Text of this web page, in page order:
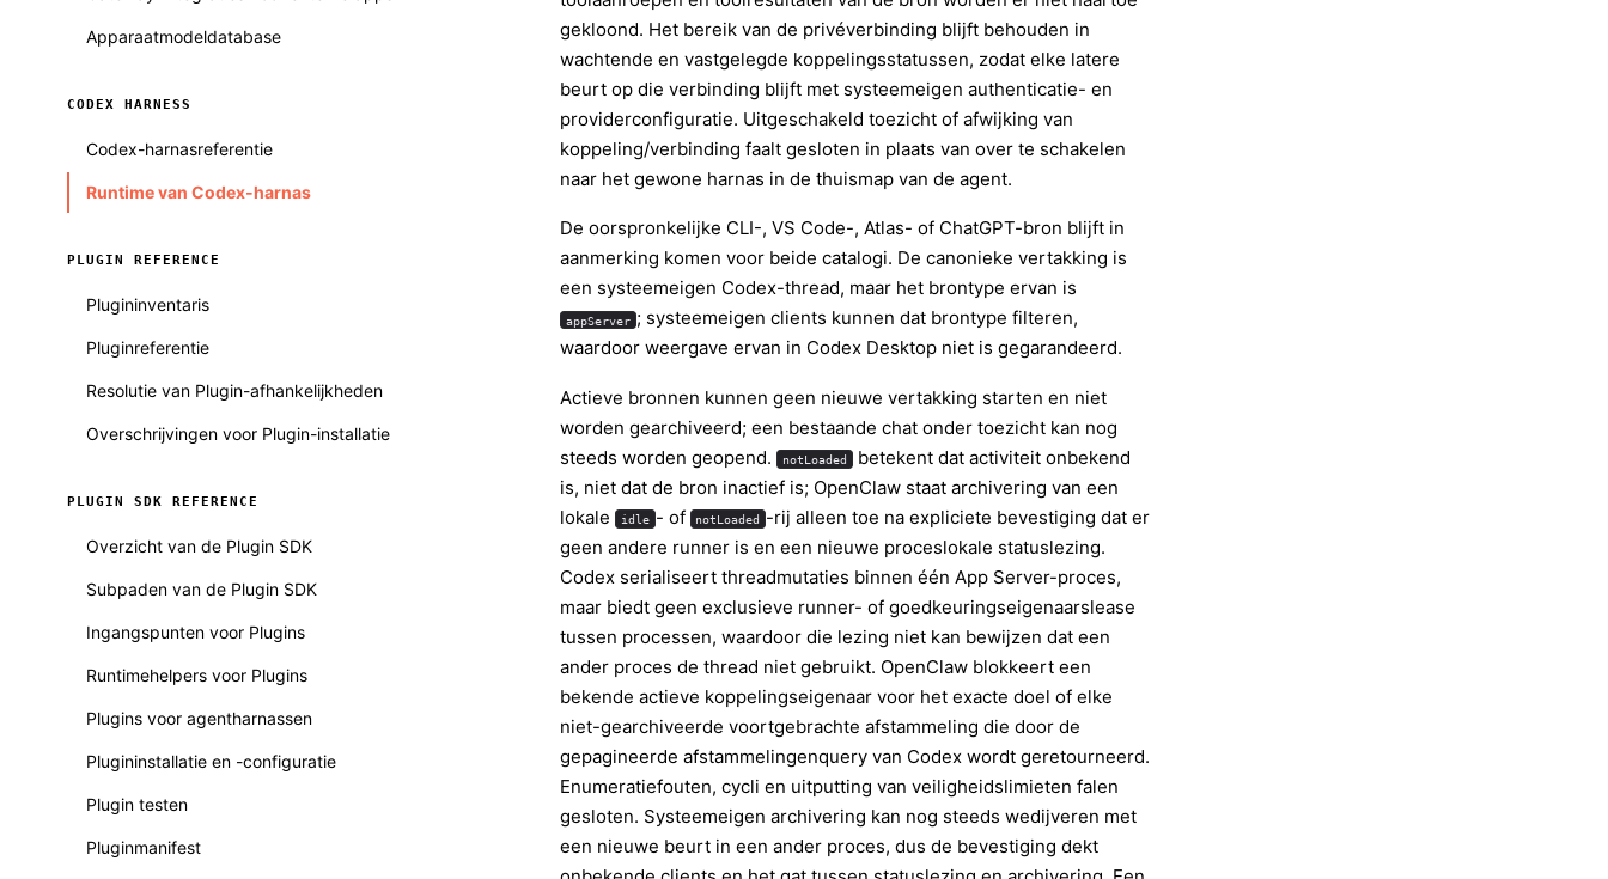
Apparaatmodeldatabase
CODEX HARNESS
Codex-harnasreferentie
Runtime van Codex-harnas
PLUGIN REFERENCE
Plugininventaris
Pluginreferentie
Resolutie van Plugin-afhankelijkheden
Overschrijvingen voor Plugin-installatie
PLUGIN SDK REFERENCE
Overzicht van de Plugin SDK
Subpaden van de Plugin SDK
Ingangspunten voor Plugins
Runtimehelpers voor Plugins
Plugins voor agentharnassen
Plugininstallatie en -configuratie
Plugin testen
Pluginmanifest
gekloond. Het bereik van de privéverbinding blijft behouden in
wachtende en vastgelegde koppelingsstatussen, zodat elke latere
beurt op die verbinding blijft met systeemeigen authenticatie- en
providerconfiguratie. Uitgeschakeld toezicht of afwijking van
koppeling/verbinding faalt gesloten in plaats van over te schakelen
naar het gewone harnas in de thuismap van de agent.
De oorspronkelijke CLI-, VS Code-, Atlas- of ChatGPT-bron blijft in
aanmerking komen voor beide catalogi. De canonieke vertakking is
een systeemeigen Codex-thread, maar het brontype ervan is
appServer ; systeemeigen clients kunnen dat brontype filteren,
waardoor weergave ervan in Codex Desktop niet is gegarandeerd.
Actieve bronnen kunnen geen nieuwe vertakking starten en niet
worden gearchiveerd; een bestaande chat onder toezicht kan nog
steeds worden geopend.
notLoaded betekent dat activiteit onbekend
is, niet dat de bron inactief is; OpenClaw staat archivering van een
lokale
idle - of notLoaded -rij alleen toe na expliciete bevestiging dat er
geen andere runner is en een nieuwe proceslokale statuslezing.
Codex serialiseert threadmutaties binnen één App Server-proces,
maar biedt geen exclusieve runner- of goedkeuringseigenaarslease
tussen processen, waardoor die lezing niet kan bewijzen dat een
ander proces de thread niet gebruikt. OpenClaw blokkeert een
bekende actieve koppelingseigenaar voor het exacte doel of elke
niet-gearchiveerde voortgebrachte afstammeling die door de
gepagineerde afstammelingenquery van Codex wordt geretourneerd.
Enumeratiefouten, cycli en uitputting van veiligheidslimieten falen
gesloten. Systeemeigen archivering kan nog steeds wedijveren met
een nieuwe beurt in een ander proces, dus de bevestiging dekt